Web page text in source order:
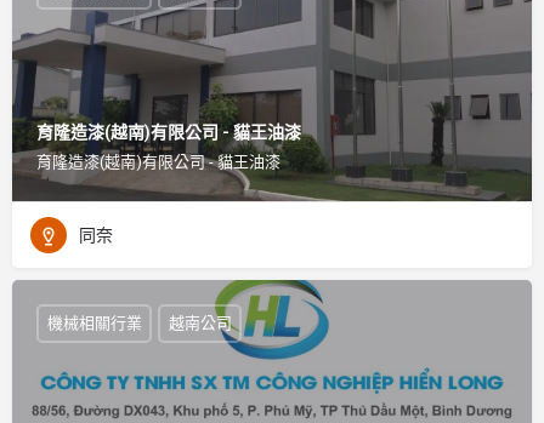
育隆造漆(越南)有限公司 - 貓王油漆
育隆造漆(越南)有限公司 - 貓王油漆
同奈
機械相關行業 越南公司